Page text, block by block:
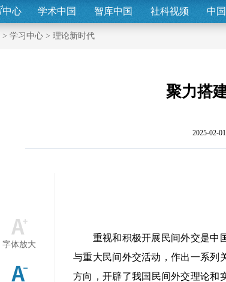
中心 学术中国 智库中国 社科视频 中
> 学习中心 > 理论新时代
聚力搭
2025-02-01
字体放大
重视和积极开展民间外交是中国
与重大民间外交活动，作出一系列
方向，开辟了我国民间外交理论和